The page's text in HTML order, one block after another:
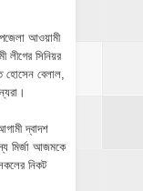
আওয়ামী
লীগের সিনিয়র
হোসেন বেলাল,
দ্বাদশ
মির্জা আজমকে
নিকট